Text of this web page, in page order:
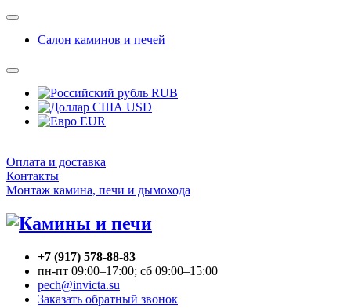
Салон каминов и печей
RUB
USD
EUR
Оплата и доставка
Контакты
Монтаж камина, печи и дымохода
+7 (917) 578-88-83
пн-пт 09:00–17:00; сб 09:00–15:00
pech@invicta.su
Заказать обратный звонок